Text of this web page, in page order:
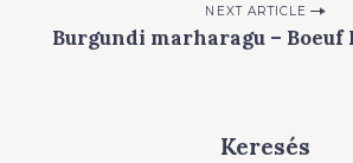
NEXT ARTICLE
Burgundi marharagu – Boeuf
Keresés